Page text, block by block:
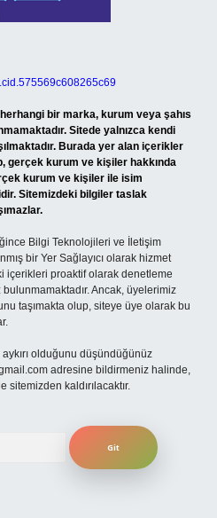
bir marka, kurum veya şahıs
Sitede yalnızca kendi
Burada yer alan içerikler
gerçek kurum ve kişiler hakkında
kurum ve kişiler ile isim
Sitemizdeki bilgiler taslak
Bilgi Teknolojileri ve İletişim
bir Yer Sağlayıcı olarak hizmet
içerikleri proaktif olarak denetleme
Ancak, üyelerimiz
taşımakta olup, siteye üye olarak bu
olduğunu düşündüğünüz
adresine bildirmeniz halinde,
kaldırılacaktır.